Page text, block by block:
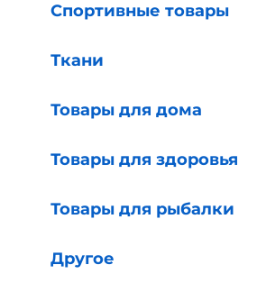
Спортивные товары
Ткани
Товары для дома
Товары для здоровья
Товары для рыбалки
Другое